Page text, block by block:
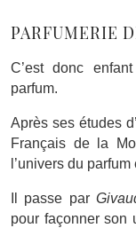
PARFUMERIE
C’est donc
parfum.
Après ses études
Français de la
l’univers du
Il passe par
pour façonner son